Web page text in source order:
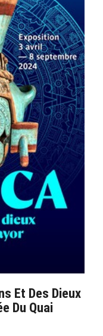
Et Des Dieux
Du Quai